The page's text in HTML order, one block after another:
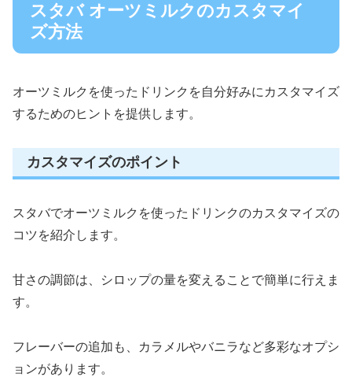
スタバ オーツミルクのカスタマイ
ズ方法
オーツミルクを使ったドリンクを自分好みにカスタマイズ
するためのヒントを提供します。
カスタマイズのポイント
スタバでオーツミルクを使ったドリンクのカスタマイズの
コツを紹介します。
甘さの調節は、シロップの量を変えることで簡単に行えま
す。
フレーバーの追加も、カラメルやバニラなど多彩なオプシ
ョンがあります。